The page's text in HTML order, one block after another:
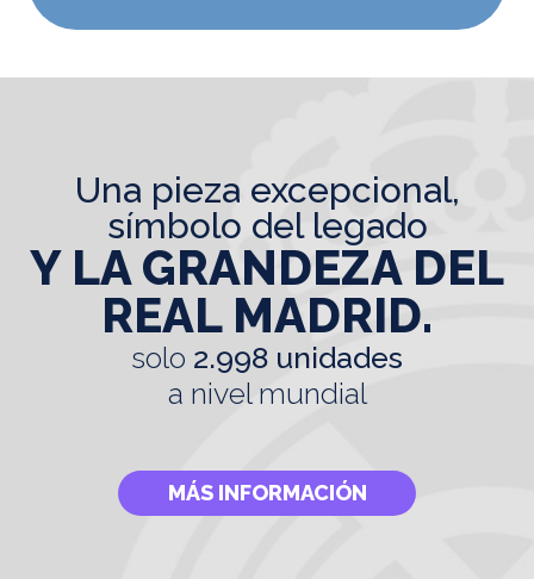
una pieza excepcional,
símbolo del legado
Y LA GRANDEZA DEL
REAL MADRID.
solo 2.998 unidades
a nivel mundial
MÁS INFORMACIÓN